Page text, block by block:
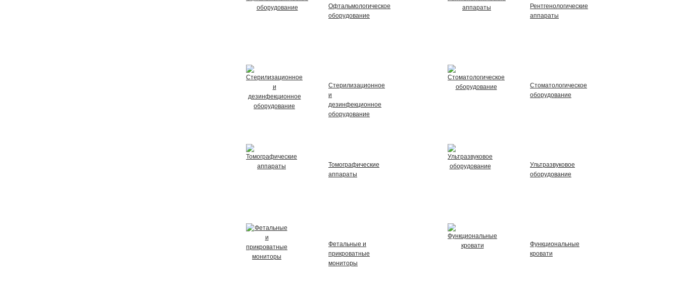
Офтальмологическое
оборудование
Рентгенологические
аппараты
Стерилизационное
и
дезинфекционное
оборудование
Стоматологическое
оборудование
Томографические
аппараты
Ультразвуковое
оборудование
Фетальные и
прикроватные
мониторы
Функциональные
кровати